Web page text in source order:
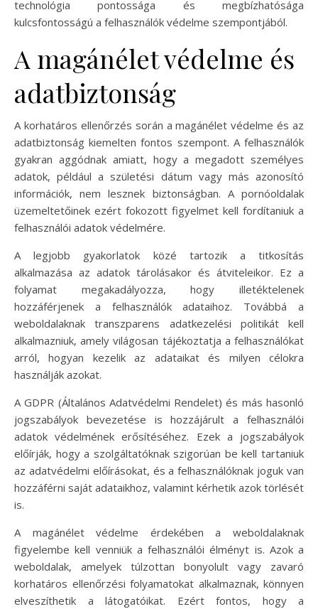
technológia pontossága és megbízhatósága
kulcsfontosságú a felhasználók védelme szempontjából.
A magánélet védelme és
adatbiztonság
A korhatáros ellenőrzés során a magánélet védelme és az
adatbiztonság kiemelten fontos szempont. A felhasználók
gyakran aggódnak amiatt, hogy a megadott személyes
adatok, például a születési dátum vagy más azonosító
információk, nem lesznek biztonságban. A pornóoldalak
üzemeltetőinek ezért fokozott figyelmet kell fordítaniuk a
felhasználói adatok védelmére.
A legjobb gyakorlatok közé tartozik a titkosítás
alkalmazása az adatok tárolásakor és átviteleikor. Ez a
folyamat megakadályozza, hogy illetéktelenek
hozzáférjenek a felhasználók adataihoz. Továbbá a
weboldalaknak transzparens adatkezelési politikát kell
alkalmazniuk, amely világosan tájékoztatja a felhasználókat
arról, hogyan kezelik az adataikat és milyen célokra
használják azokat.
A GDPR (Általános Adatvédelmi Rendelet) és más hasonló
jogszabályok bevezetése is hozzájárult a felhasználói
adatok védelmének erősítéséhez. Ezek a jogszabályok
előírják, hogy a szolgáltatóknak szigorúan be kell tartaniuk
az adatvédelmi előírásokat, és a felhasználóknak joguk van
hozzáférni saját adataikhoz, valamint kérhetik azok törlését
is.
A magánélet védelme érdekében a weboldalaknak
figyelembe kell venniük a felhasználói élményt is. Azok a
weboldalak, amelyek túlzottan bonyolult vagy zavaró
korhatáros ellenőrzési folyamatokat alkalmaznak, könnyen
elveszíthetik a látogatóikat. Ezért fontos, hogy a